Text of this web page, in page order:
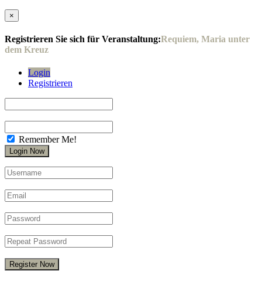
×
Registrieren Sie sich für Veranstaltung:Requiem, Maria unter
dem Kreuz
Login
Registrieren
Remember Me!
Register Now